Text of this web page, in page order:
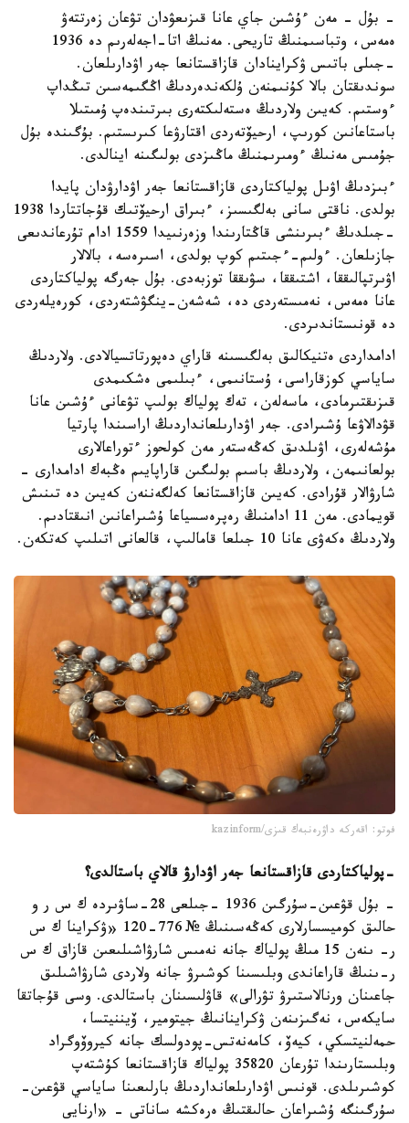
- بۇل - مەن ءۇشىن جاي عانا قىزىعۋدان تۋعان زەرتتەۋ
ەمەس، وتباسىمنىڭ تاريحى. مەنىڭ اتا-اجەلەرىم دە 1936
-جىلى باتىس ۋكراينادان قازاقستانعا جەر اۋدارىلعان.
سوندىقتان بالا كۇنىمنەن ۇلكەندەردىڭ اڭگىمەسىن تىڭداپ
ءوستىم. كەيىن ولاردىڭ ەستەلىكتەرى بىرتىندەپ ۇمىتىلا
باستاعانىن كورىپ، ارحيۆتەردى اقتارۋعا كىرىستىم. بۇگىندە بۇل
جۇمىس مەنىڭ ءومىرىمنىڭ ماڭىزدى بولىگىنە اينالدى.
ءبىزدىڭ اۋىل پولياكتاردى قازاقستانعا جەر اۋدارۋدان پايدا
بولدى. ناقتى سانى بەلگىسىز، ءبىراق ارحيۆتىك قۇجاتتاردا 1938
-جىلدىڭ ءبىرىنشى قاڭتارىندا وزەرنىيدا 1559 ادام تۇرعاندىعى
جازىلعان. ءولىم-ءجىتىم كوپ بولدى، اسىرەسە، بالالار
اۋىرتپالىققا، اشتىققا، سۋىققا توزبەدى. بۇل جەرگە پولياكتاردى
عانا ەمەس، نەمىستەردى دە، شەشەن-ينگۋشتەردى، كورەيلەردى
دە قونىستاندىردى.
ادامداردى ەتنيكالىق بەلگىسىنە قاراي دەپورتاتسيالادى. ولاردىڭ
ساياسي كوزقاراسى، ۇستانىمى، ءبىلىمى ەشكىمدى
قىزىقتىرمادى، ماسەلەن، تەك پولياك بولىپ تۋعانى ءۇشىن عانا
قۋدالاۋعا ۇشىرادى. جەر اۋدارىلعانداردىڭ اراسىندا پارتيا
مۇشەلەرى، اۋىلدىق كەڭەستەر مەن كولحوز ءتوراعالارى
بولعانىمەن، ولاردىڭ باسىم بولىگىن قاراپايىم ەڭبەك ادامدارى -
شارۋالار قۇرادى. كەيىن قازاقستانعا كەلگەننەن كەيىن دە تىنىش
قويمادى. مەن 11 ادامنىڭ رەپرەسسياعا ۇشىراعانىن انىقتادىم.
ولاردىڭ ەكەۋى عانا 10 جىلعا قامالىپ، قالعانى اتىلىپ كەتكەن.
فوتو: اقەركە داۋرەنبەك قىزى/kazinform
-پولياكتاردى قازاقستانعا جەر اۋدارۋ قالاي باستالدى؟
- بۇل قۋعىن-سۇرگىن 1936 -جىلعى 28-ساۋىردە ك س ر و
حالىق كوميسسارلارى كەڭەسىنىڭ № 776-120 «ۋكراينا ك س
ر- ىنەن 15 مىڭ پولياك جانە نەمىس شارۋاشىلىعىن قازاق ك س
ر-ىنىڭ قاراعاندى وبلىسىنا كوشىرۋ جانە ولاردى شارۋاشىلىق
جاعىنان ورنالاستىرۋ تۋرالى» قاۋلىسىنان باستالدى. وسى قۇجاتقا
سايكەس، نەگىزىنەن ۋكراينانىڭ جيتومير، ۆيننيتسا،
حمەلنيتسكي، كيەۆ، كامەنەتس-پودولسك جانە كيروۆوگراد
وبلىستارىندا تۇرعان 35820 پولياك قازاقستانعا كۇشتەپ
كوشىرىلدى. قونىس اۋدارىلعانداردىڭ بارلىعىنا ساياسي قۋعىن-
سۇرگىنگە ۇشىراعان حالىقتىڭ ەرەكشە ساناتى - «ارنايى